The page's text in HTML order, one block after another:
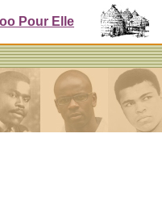
Pour Elle